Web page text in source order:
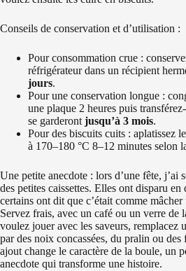
Conseils de conservation et d’utilisation :
Pour consommation crue :
réfrigérateur dans un récipient
jours.
Pour une conservation longue :
une plaque 2 heures puis
se garderontjusqu’à 3 mois.
Pour des biscuits cuits : aplatissez
à 170–180 °C 8–12 minutes selon
Une petite anecdote : lors d’une fête, j’ai
des petites caissettes. Elles ont disparu
certains ont dit que c’était comme
Servez frais, avec un café ou un verre de
voulez jouer avec les saveurs, remplacez
par des noix concassées, du pralin ou des
ajout change le caractère de la boule, un
anecdote qui transforme une histoire.